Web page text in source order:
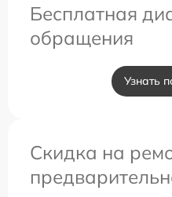
Бесплатная
обращения
Узнать
Скидка на